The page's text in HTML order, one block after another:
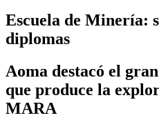
Escuela de Minería:
diplomas
Aoma destacó el
que produce la
MARA